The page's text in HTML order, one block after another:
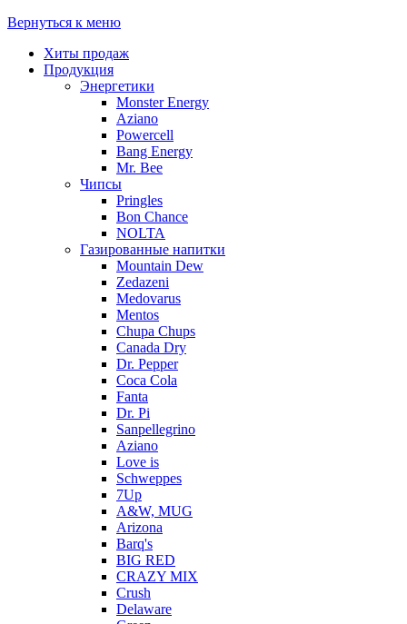
Вернуться к меню
Хиты продаж
Продукция
Энергетики
Monster Energy
Aziano
Powercell
Bang Energy
Mr. Bee
Чипсы
Pringles
Bon Chance
NOLTA
Газированные напитки
Mountain Dew
Zedazeni
Medovarus
Mentos
Chupa Chups
Canada Dry
Dr. Pepper
Coca Cola
Fanta
Dr. Pi
Sanpellegrino
Aziano
Love is
Schweppes
7Up
A&W, MUG
Arizona
Barq's
BIG RED
CRAZY MIX
Crush
Delaware